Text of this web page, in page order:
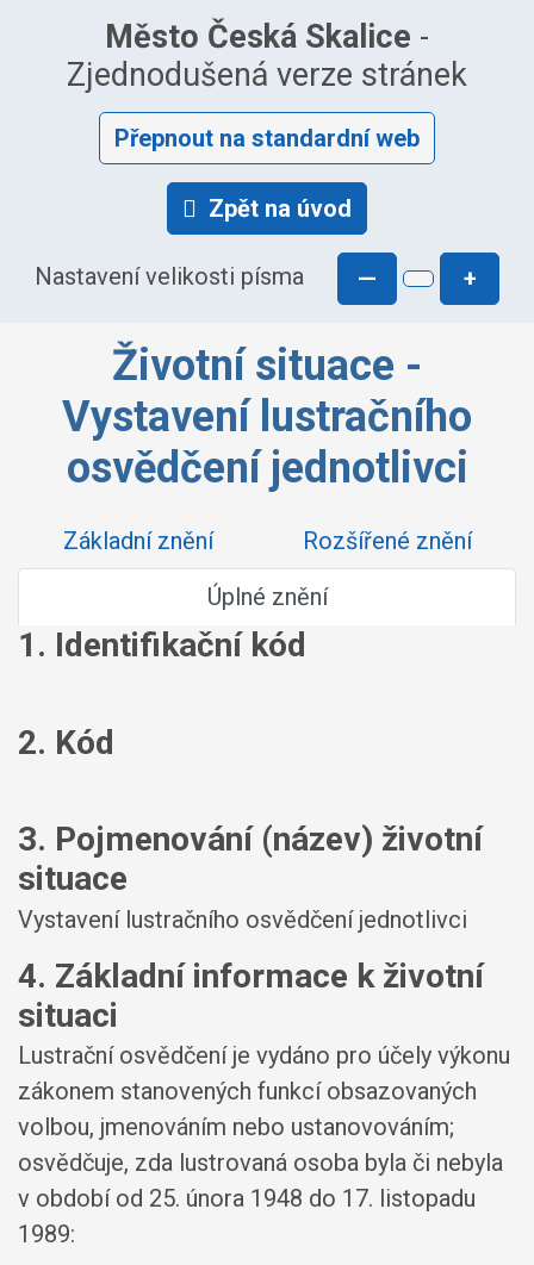
Město Česká Skalice -
Zjednodušená verze stránek
Přepnout na standardní web
Zpět na úvod
Nastavení velikosti písma — +
Životní situace -
Vystavení lustračního
osvědčení jednotlivci
Základní znění
Rozšířené znění
Úplné znění
1. Identifikační kód
2. Kód
3. Pojmenování (název) životní
situace
Vystavení lustračního osvědčení jednotlivci
4. Základní informace k životní
situaci
Lustrační osvědčení je vydáno pro účely výkonu
zákonem stanovených funkcí obsazovaných
volbou, jmenováním nebo ustanovováním;
osvědčuje, zda lustrovaná osoba byla či nebyla
v období od 25. února 1948 do 17. listopadu
1989: